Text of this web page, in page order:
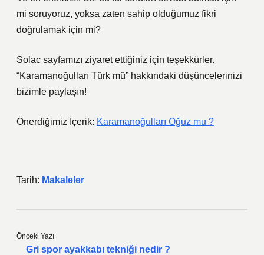
mi soruyoruz, yoksa zaten sahip olduğumuz fikri
doğrulamak için mi?
Solac sayfamızı ziyaret ettiğiniz için teşekkürler.
“Karamanoğulları Türk mü” hakkındaki düşüncelerinizi
bizimle paylaşın!
Önerdiğimiz İçerik: Karamanoğulları Oğuz mu ?
Tarih: Makaleler
Önceki Yazı
Gri spor ayakkabı tekniği nedir ?